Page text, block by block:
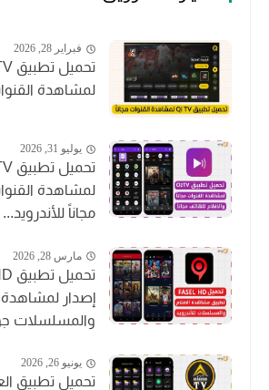
فبراير 28, 2026
لمشاهدة
يوليو 31, 2026
لمشاهدة
مجاناً للأندرويد...
مارس 28, 2026
إصدار لمشاهدة
والمسلسلات
يونيو 26, 2026